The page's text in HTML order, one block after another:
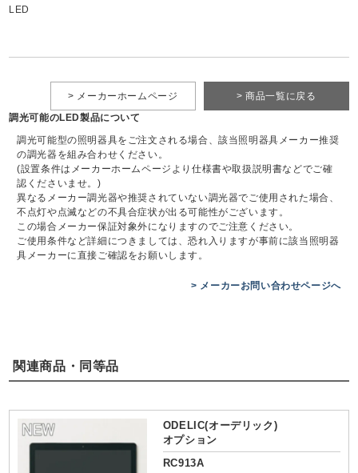
LED
> 商品一覧に戻る
> メーカーホームページ
調光可能のLED製品について
調光可能型の照明器具をご注文される場合、該当照明器具メーカー推奨
の調光器を組み合わせください。
(設置条件はメーカーホームページより仕様書や取扱説明書などでご確
認くださいませ。)
異なるメーカー調光器や推奨されていない調光器でご使用された場合、
不点灯や点滅などの不具合症状が出る可能性がございます。
この場合メーカー保証対象外になりますのでご注意ください。
ご使用条件など詳細につきましては、恐れ入りますが事前に該当照明器
具メーカーに直接ご確認をお願いします。
> メーカーお問い合わせページへ
関連商品・同等品
ODELIC(オーデリック)
オプション
RC913A